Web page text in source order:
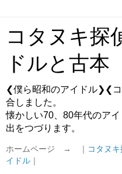
コタヌキ
ドルと古本
❮僕ら昭和のアイドル❯❮
合しました。
懐かしい70、80年代のア
出をつづります。
ホームページ → ｜ コタヌ
イドル ｜